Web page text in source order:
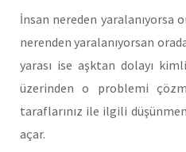
İnsan nereden yaralanıyorsa
nerenden yaralanıyorsan
yarası ise aşktan dolayı
üzerinden o problemi
taraflarınız ile ilgili
açar.